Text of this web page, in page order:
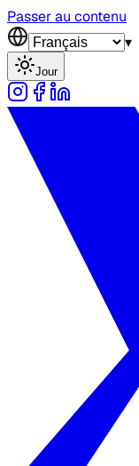
Passer au contenu
▾
Jour